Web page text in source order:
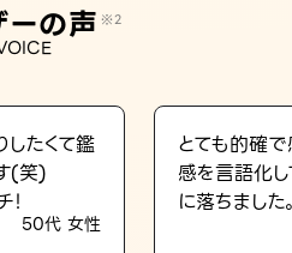
ーの声 ※2
たくて鑑
(笑)
50代 女性
とても的確
感を言語化
に落ちました